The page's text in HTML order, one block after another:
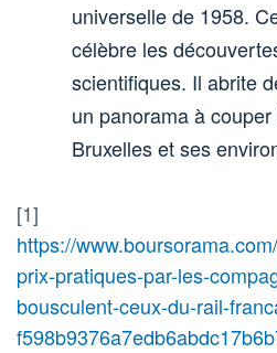
universelle de 1958.
célèbre les
scientifiques. Il abrite
un panorama à
Bruxelles et ses
[1]
https://
prix-pratiques-par-les-
bousculent-ceux-du-rail-